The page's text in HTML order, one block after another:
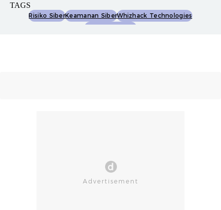
TAGS
Risiko SiberKeamanan SiberWhizhack Technologies